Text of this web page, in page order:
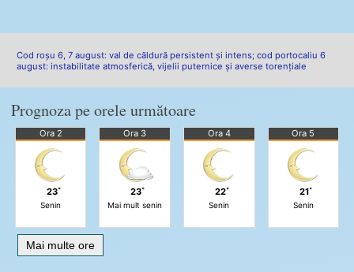
Cod roșu 6, 7 august: val de căldură persistent și intens; cod portocaliu 6
august: instabilitate atmosferică, vijelii puternice și averse torențiale
Prognoza pe orele următoare
Ora 2
23˚
Senin
Ora 3
23˚
Mai mult senin
Ora 4
22˚
Senin
Ora 5
21˚
Senin
Mai multe ore